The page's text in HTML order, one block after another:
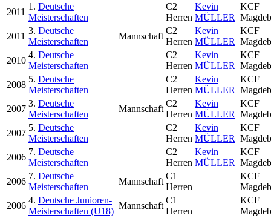
2011
1. Deutsche
Meisterschaften
C2
Herren
Kevin
MÜLLER
KCF
2011
3. Deutsche
Meisterschaften
Mannschaft
C2
Herren
Kevin
MÜLLER
KCF
2010
4. Deutsche
Meisterschaften
C2
Herren
Kevin
MÜLLER
KCF
2008
5. Deutsche
Meisterschaften
C2
Herren
Kevin
MÜLLER
KCF
2007
3. Deutsche
Meisterschaften
Mannschaft
C2
Herren
Kevin
MÜLLER
KCF
2007
5. Deutsche
Meisterschaften
C2
Herren
Kevin
MÜLLER
KCF
2006
7. Deutsche
Meisterschaften
C2
Herren
Kevin
MÜLLER
KCF
2006
7. Deutsche
Meisterschaften
Mannschaft
C1
Herren
KCF
2006
4. Deutsche Junioren-
Meisterschaften (U18)
Mannschaft
C1
Herren
KCF